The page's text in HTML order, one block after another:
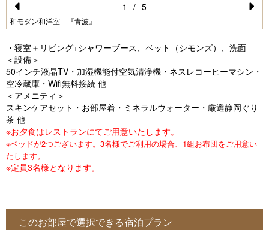
Pr
e
vi
o
u
s
和モダン和洋室 『青波』
xt
1 / 5
・寝室＋リビング+シャワーブース、ベット（シモンズ）、洗面
＜設備＞
50インチ液晶TV・加湿機能付空気清浄機・ネスレコーヒーマシン・
空冷蔵庫・Wifi無料接続 他
＜アメニティ＞
スキンケアセット・お部屋着・ミネラルウォーター・厳選静岡ぐり
茶 他
※お夕食はレストランにてご用意いたします。
※ベッドが2つございます。3名様でご利用の場合、1組お布団をご用意い
たします。
※定員3名様となります。
このお部屋で選択できる宿泊プラン